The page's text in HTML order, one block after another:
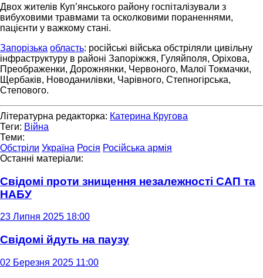
Двох жителів Куп’янського району госпіталізували з
вибуховими травмами та осколковими пораненнями,
пацієнти у важкому стані.
Запорізька область: російські війська обстріляли цивільну
інфраструктуру в районі Запоріжжя, Гуляйполя, Оріхова,
Преображенки, Дорожнянки, Червоного, Малої Токмачки,
Щербаків, Новоданилівки, Чарівного, Степногірська,
Степового.
Літературна редакторка: Катерина Кругова
Теги: Війна
Теми:
Обстріли Україна Росія Російська армія
Останні матеріали:
Свідомі проти знищення незалежності САП та
НАБУ
23 Липня 2025 18:00
Свідомі йдуть на паузу
02 Березня 2025 11:00